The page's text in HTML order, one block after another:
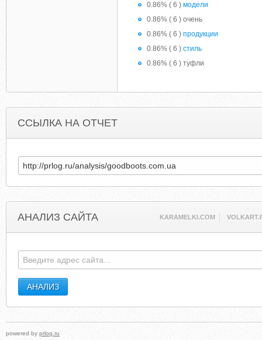
0.86% ( 6 ) модели
0.86% ( 6 ) очень
0.86% ( 6 ) продукции
0.86% ( 6 ) стиль
0.86% ( 6 ) туфли
ССЫЛКА НА ОТЧЕТ
АНАЛИЗ САЙТА KARAMELKI.COM
powered by prlog.ru